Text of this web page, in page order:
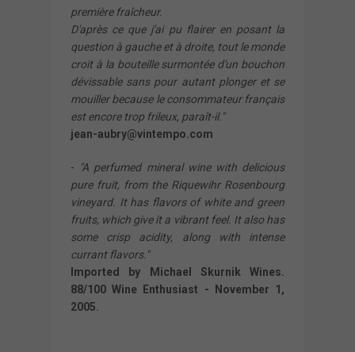
première fraîcheur.
D'après ce que j'ai pu flairer en posant la
question à gauche et à droite, tout le monde
croit à la bouteille surmontée d'un bouchon
dévissable sans pour autant plonger et se
mouiller because le consommateur français
est encore trop frileux, paraît-il."
jean-aubry@vintempo.com
-
"A perfumed mineral wine with delicious
pure fruit, from the Riquewihr Rosenbourg
vineyard. It has flavors of white and green
fruits, which give it a vibrant feel. It also has
some crisp acidity, along with intense
currant flavors."
Imported by Michael Skurnik Wines.
88/100 Wine Enthusiast - November 1,
2005.